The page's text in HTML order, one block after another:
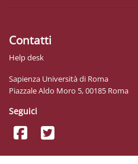
Contatti
Help desk
Sapienza Università di Roma
Piazzale Aldo Moro 5, 00185 Roma
Seguici